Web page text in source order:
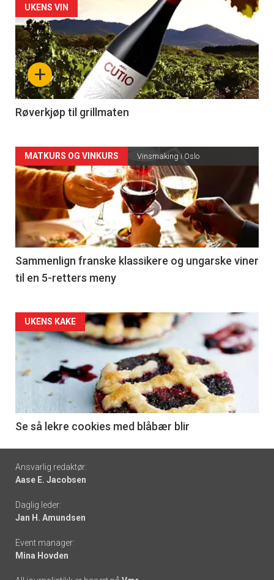
Forsiden
akkurat
nå
-
4
+
UKENS VIN
Røverkjøp til grillmaten
Forsiden
akkurat
nå
-
5
MATKURS OG VINKURS Vinsmaking i Oslo
Sammenlign franske klassikere og ungarske viner
til en 5-retters meny
Forsiden
akkurat
nå
6
UKENS KAKE
Se så lekre cookies med blåbær blir
Footer
-
links
Ansvarlig redaktør:
Aase E. Jacobsen
Daglig leder:
Jan H. Amundsen
Event manager:
Mina Hovden